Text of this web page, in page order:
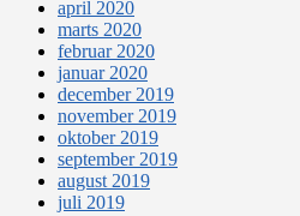
april 2020
marts 2020
februar 2020
januar 2020
december 2019
november 2019
oktober 2019
september 2019
august 2019
juli 2019